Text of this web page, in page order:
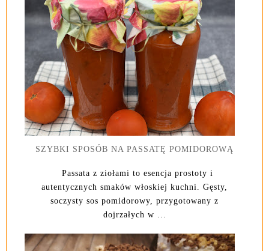
SZYBKI SPOSÓB NA PASSATĘ POMIDOROWĄ
Passata z ziołami to esencja prostoty i
autentycznych smaków włoskiej kuchni. Gęsty,
soczysty sos pomidorowy, przygotowany z
dojrzałych w ...